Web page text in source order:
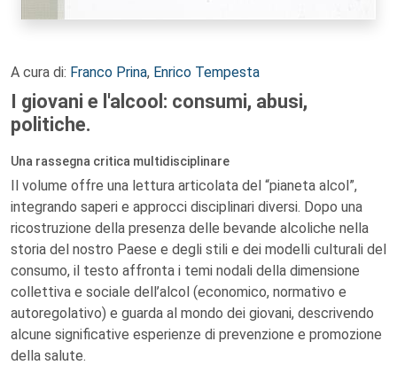
A cura di: Franco Prina, Enrico Tempesta
I giovani e l'alcool: consumi, abusi,
politiche.
Una rassegna critica multidisciplinare
Il volume offre una lettura articolata del “pianeta alcol”,
integrando saperi e approcci disciplinari diversi. Dopo una
ricostruzione della presenza delle bevande alcoliche nella
storia del nostro Paese e degli stili e dei modelli culturali del
consumo, il testo affronta i temi nodali della dimensione
collettiva e sociale dell’alcol (economico, normativo e
autoregolativo) e guarda al mondo dei giovani, descrivendo
alcune significative esperienze di prevenzione e promozione
della salute.